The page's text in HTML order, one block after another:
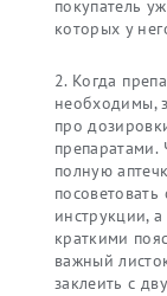
покупатель
которых у
Когда
необходимы,
про
препаратами.
полную
инструкции,
краткими
важный
заклеить с